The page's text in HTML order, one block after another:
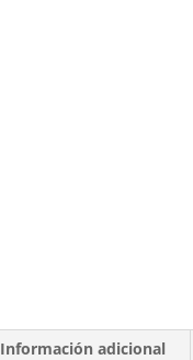
Información adicional